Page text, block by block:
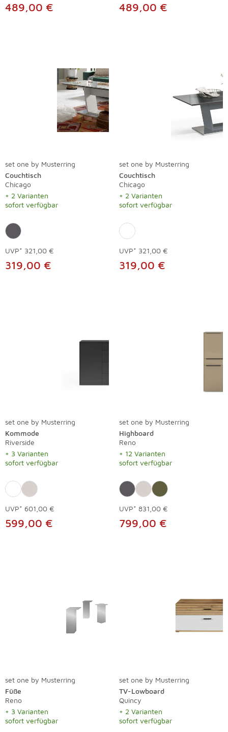
489,00 € 489,00 €
set one by Musterring
Couchtisch
Chicago
+ 2 Varianten
sofort verfügbar
UVP* 321,00 €
319,00 €
set one by Musterring
Couchtisch
Chicago
+ 2 Varianten
sofort verfügbar
UVP* 321,00 €
319,00 €
set one by Musterring
Kommode
Riverside
+ 3 Varianten
sofort verfügbar
UVP* 601,00 €
599,00 €
set one by Musterring
Highboard
Reno
+ 12 Varianten
sofort verfügbar
UVP* 831,00 €
799,00 €
set one by Musterring
Füße
Reno
+ 3 Varianten
sofort verfügbar
set one by Musterring
TV-Lowboard
Quincy
+ 2 Varianten
sofort verfügbar